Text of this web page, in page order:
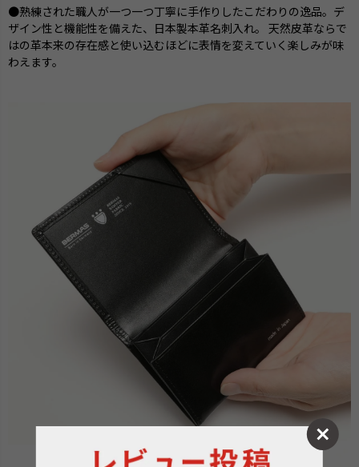
●熟練された職人が一つ一つ丁寧に手作りしたこだわりの逸品。デ
ザイン性と機能性を備えた、日本製本革名刺入れ。 天然皮革ならで
はの革本来の存在感と使い込むほどに表情を変えていく楽しみが味
わえます。